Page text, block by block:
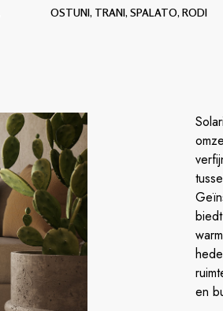
OSTUNI, TRANI, SPALATO, RODI
en